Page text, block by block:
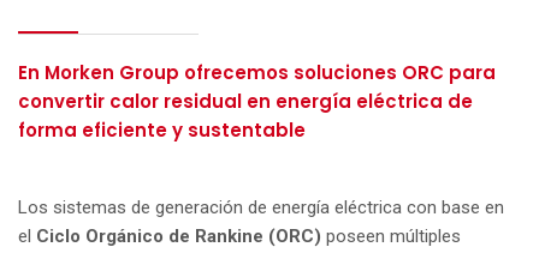
En Morken Group ofrecemos soluciones ORC para
convertir calor residual en energía eléctrica de
forma eficiente y sustentable
Los sistemas de generación de energía eléctrica con base en
el Ciclo Orgánico de Rankine (ORC) poseen múltiples